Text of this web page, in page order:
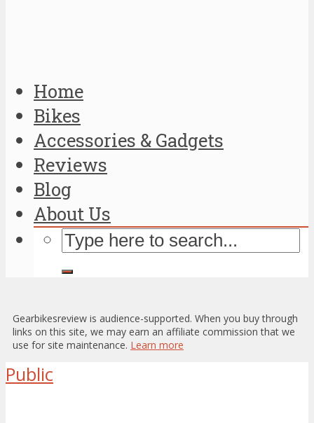
Home
Bikes
Accessories & Gadgets
Reviews
Blog
About Us
Gearbikesreview is audience-supported. When you buy through
links on this site, we may earn an affiliate commission that we
use for site maintenance. Learn more
Public